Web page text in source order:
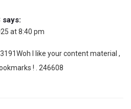
says:
at 8:40 pm
I like your content material ,
! . 246608